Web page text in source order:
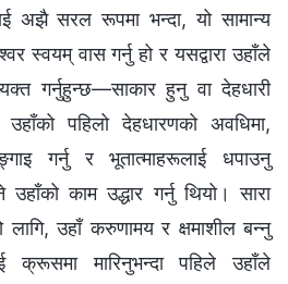
अझै सरल रूपमा भन्दा, यो सामान्य
स्वयम् वास गर्नु हो र यसद्वारा उहाँले
गर्नुहुन्छ—साकार हुनु वा देहधारी
पहिलो देहधारणको अवधिमा,
गर्नु र भूतात्माहरूलाई धपाउनु
काम उद्धार गर्नु थियो। सारा
लागि, उहाँ करुणामय र क्षमाशील बन्नु
क्रूसमा मारिनुभन्दा पहिले उहाँले